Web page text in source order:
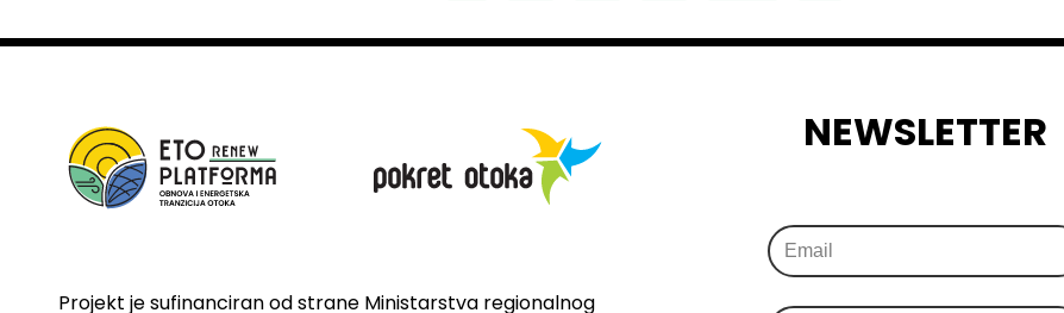
Projekt je sufinanciran od strane Ministarstva regionalnog
NEWSLETTER